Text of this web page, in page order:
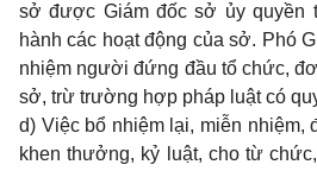
sở được Giám đốc sở ủy quyền
hành các hoạt động của sở. Phó
nhiệm người đứng đầu tổ chức,
sở, trừ trường hợp pháp luật có
d) Việc bổ nhiệm lại, miễn nhiệm,
khen thưởng, kỷ luật, cho từ